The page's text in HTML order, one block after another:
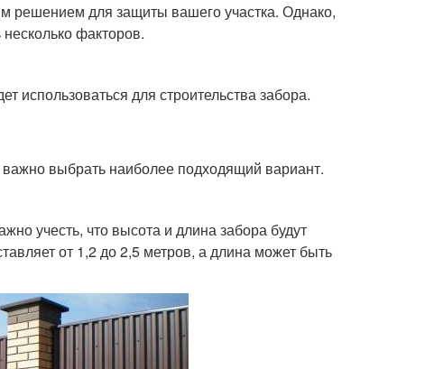
решением для защиты вашего участка. Однако,
факторов.
использоваться для строительства забора.
выбрать наиболее подходящий вариант.
учесть, что высота и длина забора будут
от 1,2 до 2,5 метров, а длина может быть